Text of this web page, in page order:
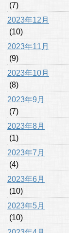
(7)
2023年12月
(10)
2023年11月
(9)
2023年10月
(8)
2023年9月
(7)
2023年8月
(1)
2023年7月
(4)
2023年6月
(10)
2023年5月
(10)